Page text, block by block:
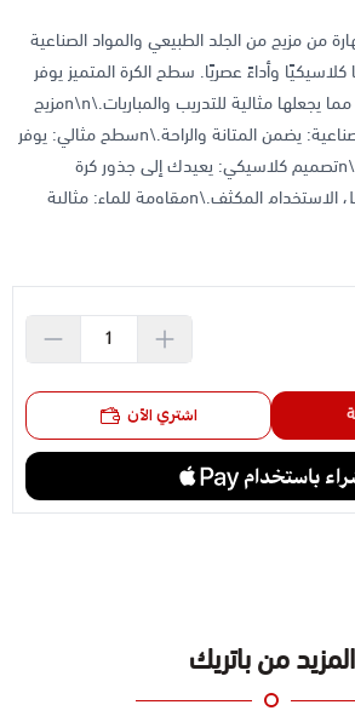
من مزيج من الجلد الطبيعي والمواد الصناعية
وأداءً عصريًا. سطح الكرة المتميز يوفر
لكِ تحكمًا مثاليًا في الكرة، مما يجعلها مثالية للتدريب والمباريات.\n\nمزيج
مثالي من الجلد والمواد الصناعية: يضمن المتانة والراحة.\nسطح مثالي: يوفر
لك تحكمًا مثاليًا في الكرة.\nتصميم كلاسيكي: يعيدك إلى جذور كرة
القدم.\nمتانة عالية: تتحمل الاستخدام المكثف.\nمقاومة للماء: مثالية
اشتري الآن
المزيد من باتريك